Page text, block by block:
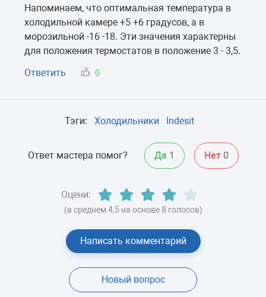
Напоминаем, что оптимальная температура в
холодильной камере +5 +6 градусов, а в
морозильной -16 -18. Эти значения характерны
для положения термостатов в положение 3 - 3,5.
Ответить
0
Тэги: Холодильники Indesit
Ответ мастера помог? Да 1 Нет 0
Оцени:
(в среднем 4,5 на основе 8 голосов)
Написать комментарий
Новый вопрос